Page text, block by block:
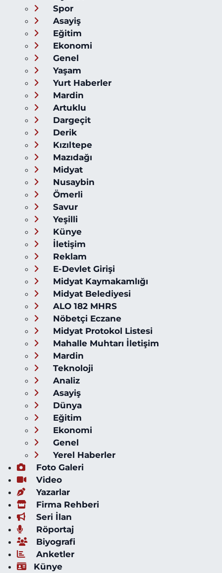
Spor
Asayiş
Eğitim
Ekonomi
Genel
Yaşam
Yurt Haberler
Mardin
Artuklu
Dargeçit
Derik
Kızıltepe
Mazıdağı
Midyat
Nusaybin
Ömerli
Savur
Yeşilli
Künye
İletişim
Reklam
E-Devlet Girişi
Midyat Kaymakamlığı
Midyat Belediyesi
ALO 182 MHRS
Nöbetçi Eczane
Midyat Protokol Listesi
Mahalle Muhtarı İletişim
Mardin
Teknoloji
Analiz
Asayiş
Dünya
Eğitim
Ekonomi
Genel
Yerel Haberler
Foto Galeri
Video
Yazarlar
Firma Rehberi
Seri İlan
Röportaj
Biyografi
Anketler
Künye